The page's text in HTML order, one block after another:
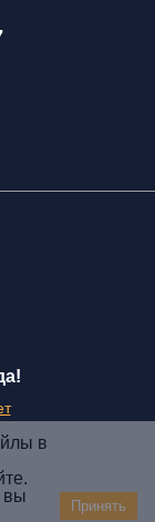
в
вы
Принять